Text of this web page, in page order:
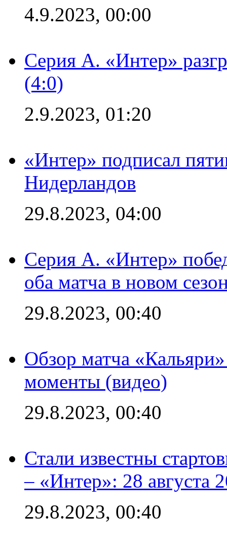
4.9.2023, 00:00
Серия А. «Интер»
(4:0)
2.9.2023, 01:20
«Интер» подписал
Нидерландов
29.8.2023, 04:00
Серия А. «Интер»
оба матча в новом
29.8.2023, 00:40
Обзор матча
моменты (видео)
29.8.2023, 00:40
Стали известны
– «Интер»: 28 августа
29.8.2023, 00:40